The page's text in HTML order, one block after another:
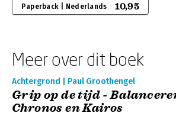
Paperback | Nederlands 10,95
Meer over dit boek
Achtergrond | Paul Groothengel
Grip op de tijd -
Chronos en Kairos